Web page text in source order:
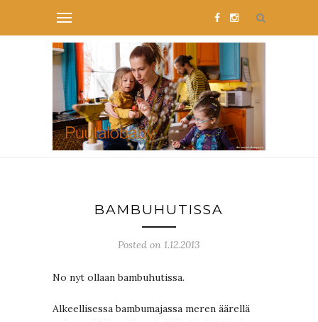
BAMBUHUTISSA
Posted on 1.12.2013
No nyt ollaan bambuhutissa.
Alkeellisessa bambumajassa meren äärellä